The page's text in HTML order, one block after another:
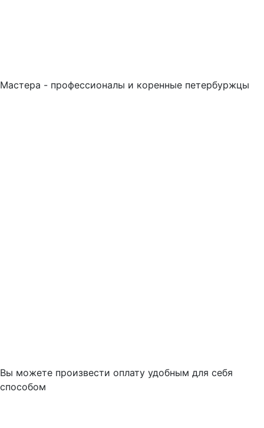
Мастера - профессионалы и коренные петербуржцы
Вы можете произвести оплату удобным для себя
способом